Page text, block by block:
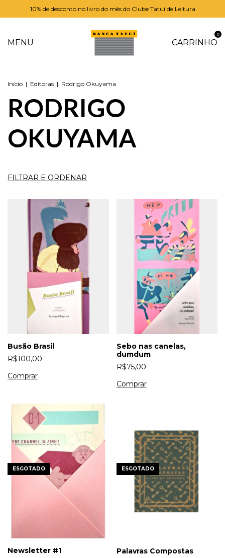
10% de desconto no livro do mês do Clube Tatuí de Leitura
MENU CARRINHO
0
Início | Editoras | Rodrigo Okuyama
RODRIGO
OKUYAMA
FILTRAR E ORDENAR
Busão Brasil
R$100,00
Sebo nas canelas,
dumdum
R$75,00
ESGOTADO
Newsletter #1
ESGOTADO
Palavras Compostas